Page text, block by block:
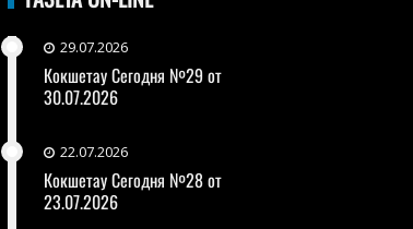
29.07.2026
Кокшетау Сегодня №29 от
30.07.2026
22.07.2026
Кокшетау Сегодня №28 от
23.07.2026